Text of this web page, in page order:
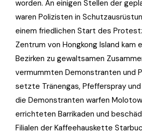
worden. An einigen Stellen der
waren Polizisten in
einem friedlichen Start des
Zentrum von Hongkong Island kam
Bezirken zu gewaltsamen
vermummten Demonstranten und
setzte Tränengas, Pfefferspray
die Demonstranten warfen
errichteten Barrikaden und
Filialen der Kaffeehauskette